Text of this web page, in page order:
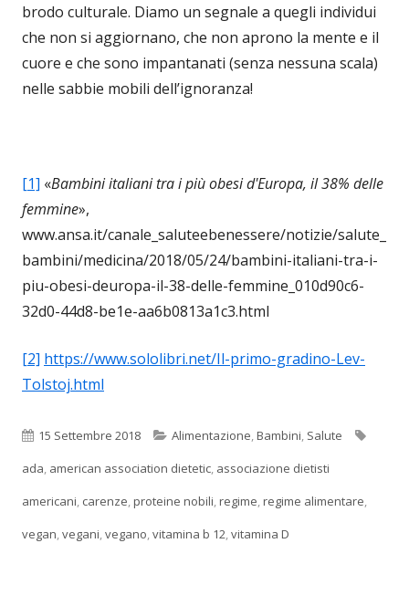
brodo culturale. Diamo un segnale a quegli individui
che non si aggiornano, che non aprono la mente e il
cuore e che sono impantanati (senza nessuna scala)
nelle sabbie mobili dell’ignoranza!
[1] «Bambini italiani tra i più obesi d'Europa, il 38% delle
femmine»,
www.ansa.it/canale_saluteebenessere/notizie/salute_
bambini/medicina/2018/05/24/bambini-italiani-tra-i-
piu-obesi-deuropa-il-38-delle-femmine_010d90c6-
32d0-44d8-be1e-aa6b0813a1c3.html
[2] https://www.sololibri.net/Il-primo-gradino-Lev-
Tolstoj.html
Pubblicato
15 Settembre 2018 Categorie
Alimentazione,Bambini, Salute
ada, american association dietetic, associazione dietisti
americani, carenze,proteine nobili,regime,regime alimentare,
vegan,vegani,vegano,vitamina b 12,vitamina D